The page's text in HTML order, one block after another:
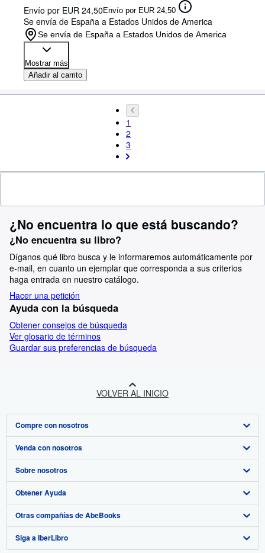
Envío por EUR 24,50 Envío por EUR 24,50
Se envía de España a Estados Unidos de America
Se envía de España a Estados Unidos de America
Mostrar más
Añadir al carrito
1
2
3
¿No encuentra lo que está buscando?
¿No encuentra su libro?
Díganos qué libro busca y le informaremos automáticamente por
e-mail, en cuanto un ejemplar que corresponda a sus criterios
haga entrada en nuestro catálogo.
Hacer una petición
Ayuda con la búsqueda
Obtener consejos de búsqueda
Ver glosario de términos
Guardar sus preferencias de búsqueda
VOLVER AL INICIO
Compre con nosotros
Búsqueda avanzada
Colecciones
Mi cuenta
Mis pedidos
Ver carrito
Venda con nosotros
Comenzar a vender
Únase a nuestro programa de afiliados
Recomiende un vendedor
Sobre nosotros
Sobre IberLibro
Medios
Empleo
Obtener Ayuda
Preguntas frecuentes y guías
Atención al Cliente
Otras compañías de AbeBooks
AbeBooks.com
Siga a IberLibro